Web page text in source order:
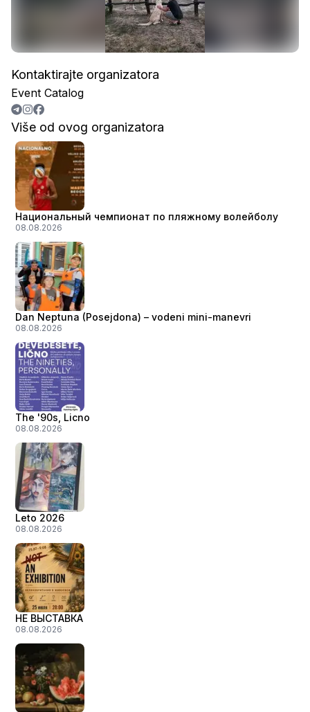
Kontaktirajte organizatora
Event Catalog
Više od ovog organizatora
Национальный чемпионат по пляжному волейболу
08.08.2026
Dan Neptuna (Posejdona) – vodeni mini-manevri
08.08.2026
The '90s, Licno
08.08.2026
Leto 2026
08.08.2026
НЕ ВЫСТАВКА
08.08.2026